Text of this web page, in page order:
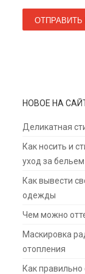
НОВОЕ НА
Деликатная
Как носить и
уход за бельем
Как вывести
одежды
Чем можно
Маскировка
отопления
Как